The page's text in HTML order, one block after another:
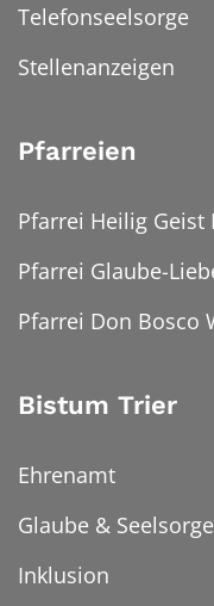
Telefonseelsorge
Stellenanzeigen
Pfarreien
Pfarrei Heilig Geist
Pfarrei Glaube-
Pfarrei Don Bosco
Bistum Trier
Ehrenamt
Glaube & Seelsorge
Inklusion